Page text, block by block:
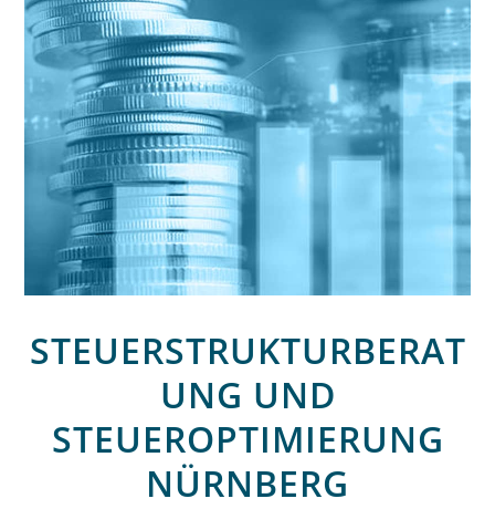
STEUERSTRUKTURBERAT
UNG UND
STEUEROPTIMIERUNG
NÜRNBERG